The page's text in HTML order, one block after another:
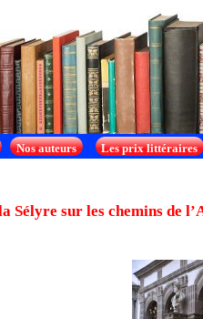
Nos auteurs Les prix littéraires
Sélyre sur les chemins de